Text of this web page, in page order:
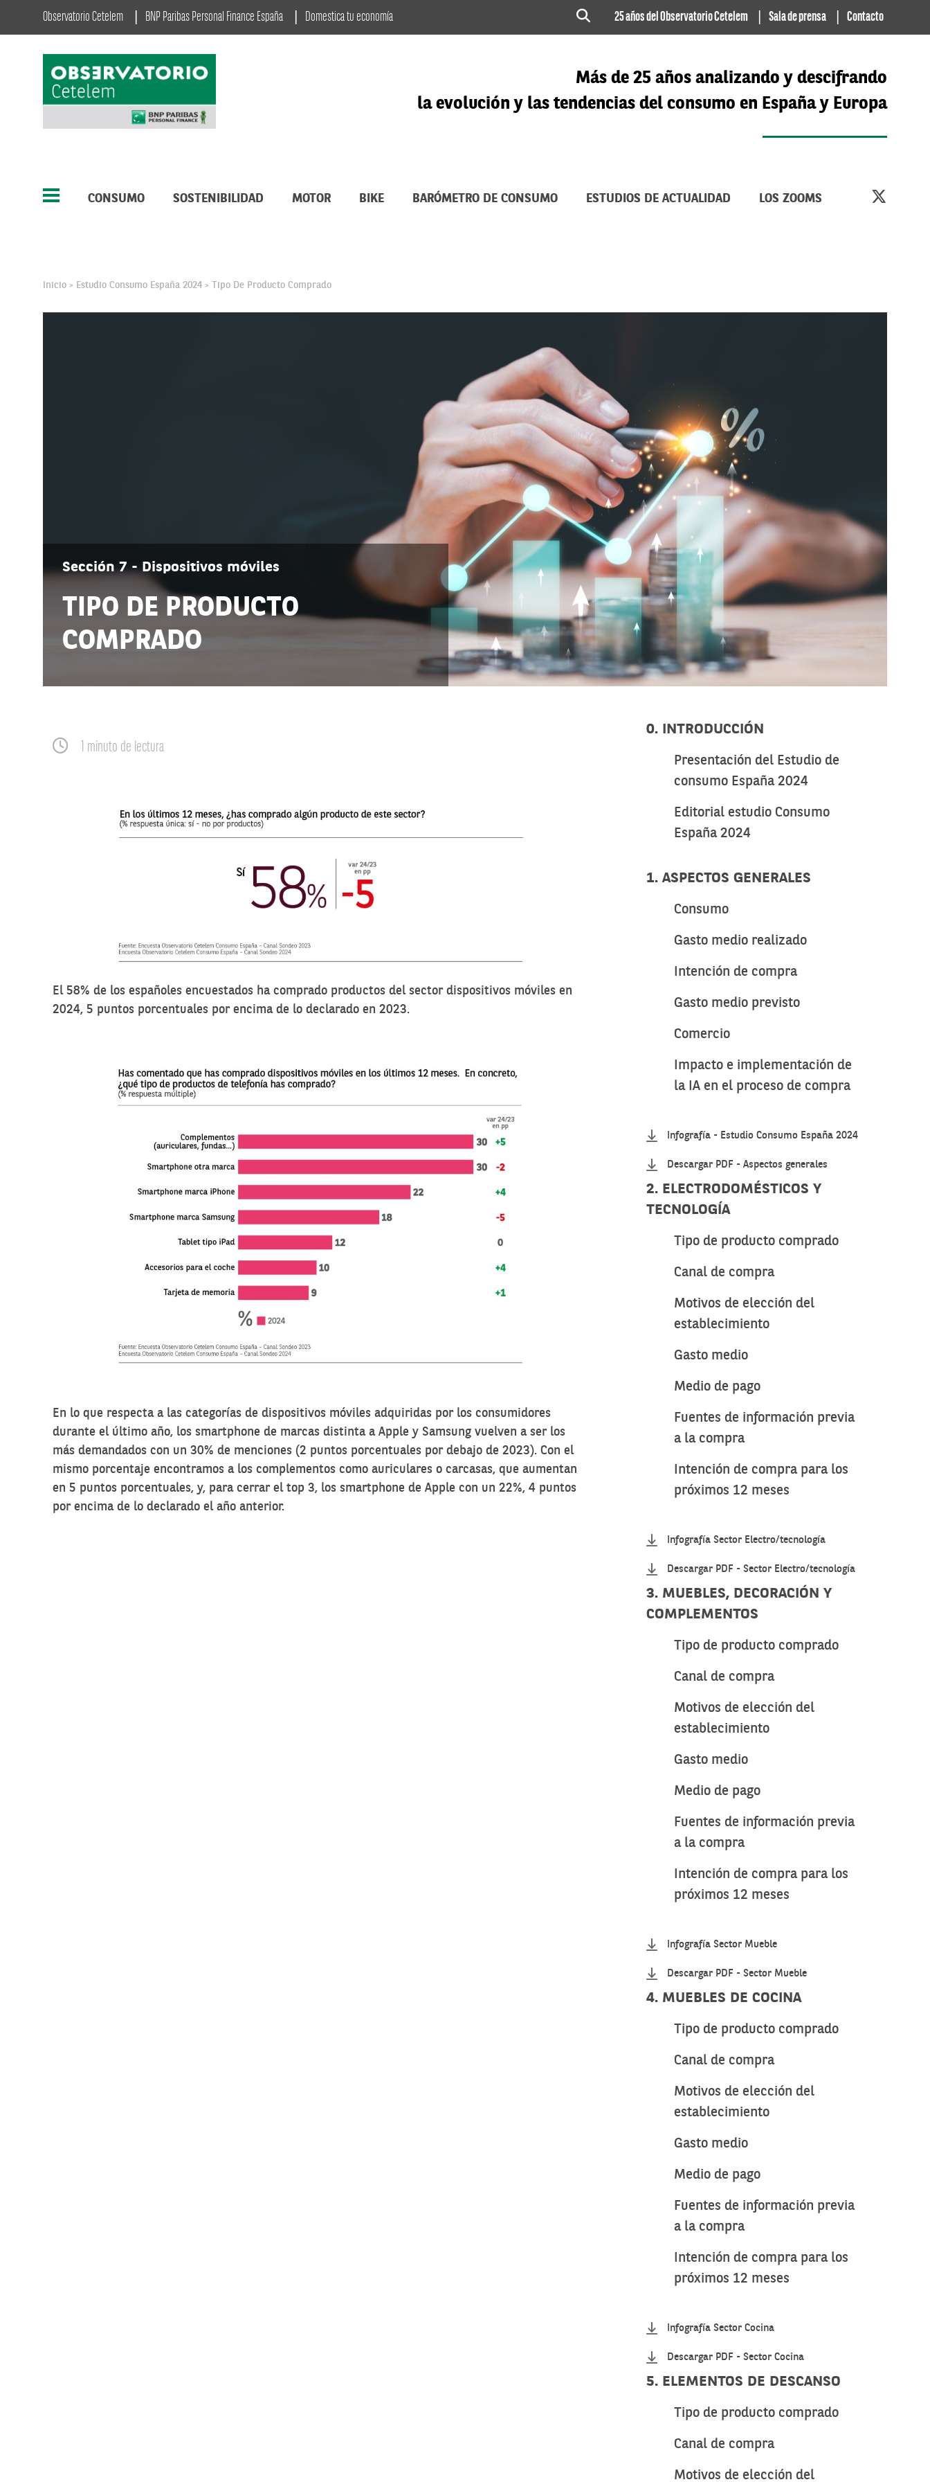
Observatorio Cetelem BNP Paribas Personal Finance España Domestica tu economía 25 años del Observatorio Cetelem Sala de prensa Contacto
Más de 25 años analizando y descifrando
la evolución y las tendencias del consumo en España y Europa
CONSUMO SOSTENIBILIDAD MOTOR BIKE BARÓMETRO DE CONSUMO ESTUDIOS DE ACTUALIDAD LOS ZOOMS
Inicio > Estudio Consumo España 2024 > Tipo De Producto Comprado
Sección 7 - Dispositivos móviles
TIPO DE PRODUCTO
COMPRADO
1 minuto de lectura
El 58% de los españoles encuestados ha comprado productos del sector dispositivos móviles en
2024, 5 puntos porcentuales por encima de lo declarado en 2023.
En lo que respecta a las categorías de dispositivos móviles adquiridas por los consumidores
durante el último año, los smartphone de marcas distinta a Apple y Samsung vuelven a ser los
más demandados con un 30% de menciones (2 puntos porcentuales por debajo de 2023). Con el
mismo porcentaje encontramos a los complementos como auriculares o carcasas, que aumentan
en 5 puntos porcentuales, y, para cerrar el top 3, los smartphone de Apple con un 22%, 4 puntos
por encima de lo declarado el año anterior.
0. INTRODUCCIÓN
Presentación del Estudio de
consumo España 2024
Editorial estudio Consumo
España 2024
1. ASPECTOS GENERALES
Consumo
Gasto medio realizado
Intención de compra
Gasto medio previsto
Comercio
Impacto e implementación de
la IA en el proceso de compra
Infografía - Estudio Consumo España 2024
Descargar PDF - Aspectos generales
2. ELECTRODOMÉSTICOS Y
TECNOLOGÍA
Tipo de producto comprado
Canal de compra
Motivos de elección del
establecimiento
Gasto medio
Medio de pago
Fuentes de información previa
a la compra
Intención de compra para los
próximos 12 meses
Infografía Sector Electro/tecnología
Descargar PDF - Sector Electro/tecnología
3. MUEBLES, DECORACIÓN Y
COMPLEMENTOS
Tipo de producto comprado
Canal de compra
Motivos de elección del
establecimiento
Gasto medio
Medio de pago
Fuentes de información previa
a la compra
Intención de compra para los
próximos 12 meses
Infografía Sector Mueble
Descargar PDF - Sector Mueble
4. MUEBLES DE COCINA
Tipo de producto comprado
Canal de compra
Motivos de elección del
establecimiento
Gasto medio
Medio de pago
Fuentes de información previa
a la compra
Intención de compra para los
próximos 12 meses
Infografía Sector Cocina
Descargar PDF - Sector Cocina
5. ELEMENTOS DE DESCANSO
Tipo de producto comprado
Canal de compra
Motivos de elección del